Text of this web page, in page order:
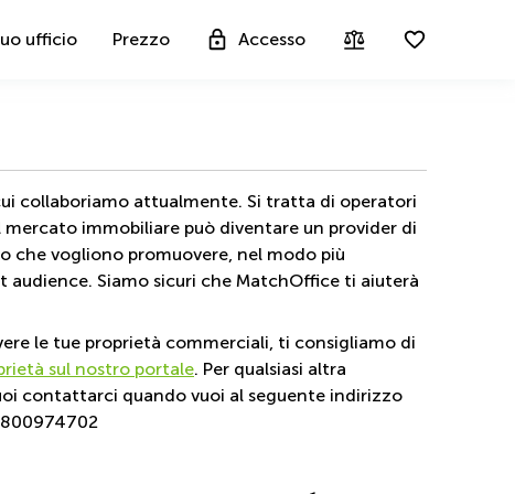
ufficio Prezzo Accesso
collaboriamo attualmente. Si tratta di operatori
immobiliare può diventare un provider di
che vogliono promuovere, nel modo più
audience. Siamo sicuri che MatchOffice ti aiuterà
le tue proprietà commerciali, ti consigliamo di
sul nostro portale. Per qualsiasi altra
contattarci quando vuoi al seguente indirizzo